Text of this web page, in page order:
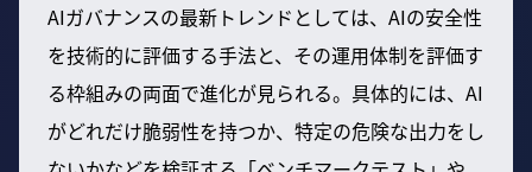
AIガバナンスの最新トレンドとしては、AIの安全性
を技術的に評価する手法と、その運用体制を評価す
る枠組みの両面で進化が見られる。具体的には、AI
がどれだけ脆弱性を持つか、特定の危険な出力をし